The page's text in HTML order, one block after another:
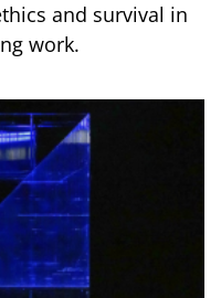
and survival in
work.